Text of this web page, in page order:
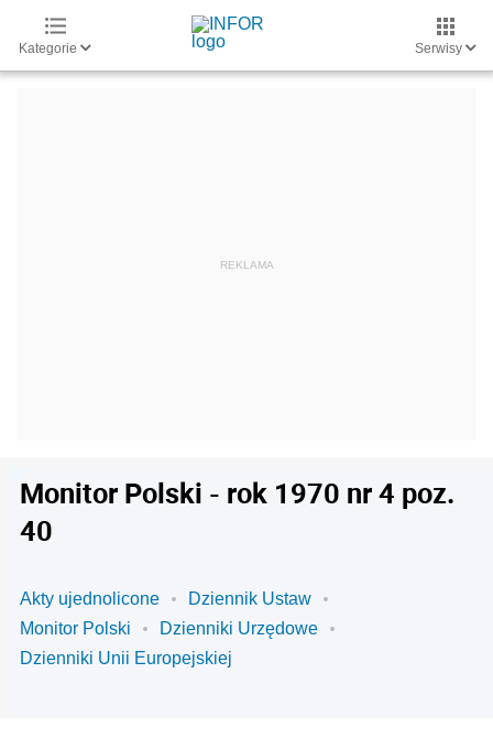
Kategorie Serwisy
Monitor Polski - rok 1970 nr 4 poz.
40
Akty ujednolicone
Dziennik Ustaw
Monitor Polski
Dzienniki Urzędowe
Dzienniki Unii Europejskiej